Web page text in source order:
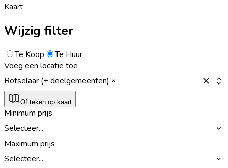
Kaart
Wijzig filter
Te Koop
Te Huur
Voeg een locatie toe
Rotselaar (+ deelgemeenten)
Of teken op kaart
Minimum prijs
Selecteer...
Maximum prijs
Selecteer...